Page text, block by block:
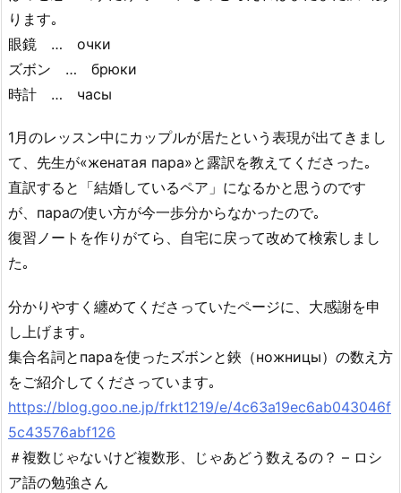
ります｡
眼鏡 … очки
ズボン … брюки
時計 … часы
1月のレッスン中にカップルが居たという表現が出てきまし
て、先生が«женатая пара»と露訳を教えてくださった｡
直訳すると「結婚しているペア」になるかと思うのです
が、параの使い方が今一歩分からなかったので｡
復習ノートを作りがてら、自宅に戻って改めて検索しまし
た｡
分かりやすく纏めてくださっていたページに、大感謝を申
し上げます｡
集合名詞とпараを使ったズボンと鋏（ножницы）の数え方
をご紹介してくださっています｡
https://blog.goo.ne.jp/frkt1219/e/4c63a19ec6ab043046f
5c43576abf126
＃複数じゃないけど複数形、じゃあどう数えるの？ – ロシ
ア語の勉強さん